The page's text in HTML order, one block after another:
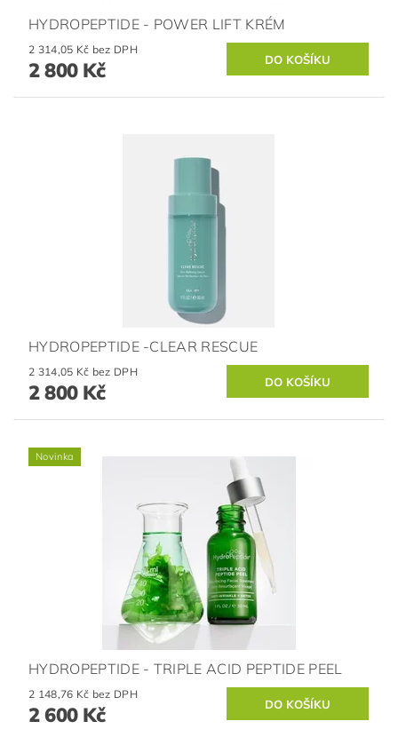
HYDROPEPTIDE - POWER LIFT KRÉM
2 314,05 Kč bez DPH
2 800 Kč
HYDROPEPTIDE -CLEAR RESCUE
2 314,05 Kč bez DPH
2 800 Kč
Novinka
HYDROPEPTIDE - TRIPLE ACID PEPTIDE PEEL
2 148,76 Kč bez DPH
2 600 Kč